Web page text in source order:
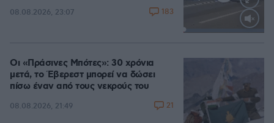
Loaded:
08.08.2026, 23:07 183
Οι «Πράσινες Μπότες»: 30 χρόνια
μετά, το Έβερεστ μπορεί να δώσει
πίσω έναν από τους νεκρούς του
08.08.2026, 21:49 21